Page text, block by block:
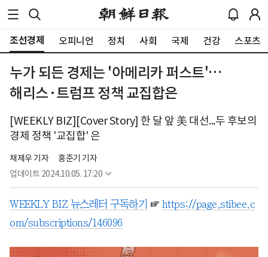
조선경제 오피니언 정치 사회 국제 건강 스포츠
누가 되든 경제는 '아메리카 퍼스트'…
해리스·트럼프 정책 교집합은
[WEEKLY BIZ][Cover Story] 한 달 앞 美 대선...두 후보의
경제 정책 '교집합' 은
채제우 기자
홍준기 기자
업데이트 2024.10.05. 17:20
WEEKLY BIZ 뉴스레터 구독하기 ☞ https://page.stibee.c
om/subscriptions/146096